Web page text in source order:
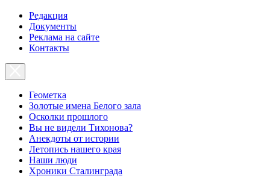
Редакция
Документы
Реклама на сайте
Контакты
Геометка
Золотые имена Белого зала
Осколки прошлого
Вы не видели Тихонова?
Анекдоты от истории
Летопись нашего края
Наши люди
Хроники Сталинграда